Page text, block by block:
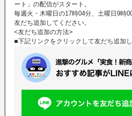
ート」の配信がスタート。
毎週火・木曜日の17時04分、土曜日9時
友だち追加してください。
<友だち追加の方法>
■下記リンクをクリックして友だち追加